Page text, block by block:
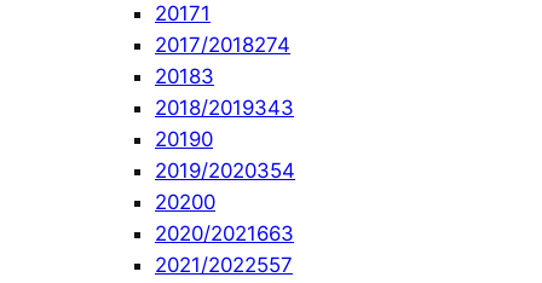
20171
2017/2018274
20183
2018/2019343
20190
2019/2020354
20200
2020/2021663
2021/2022557